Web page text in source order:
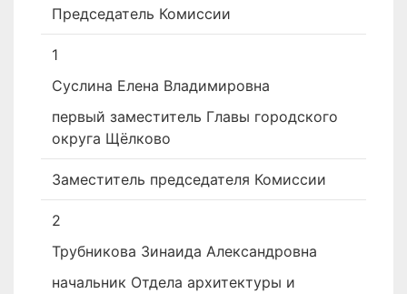
Председатель Комиссии
1
Суслина Елена Владимировна
первый заместитель Главы городского
округа Щёлково
Заместитель председателя Комиссии
2
Трубникова Зинаида Александровна
начальник Отдела архитектуры и